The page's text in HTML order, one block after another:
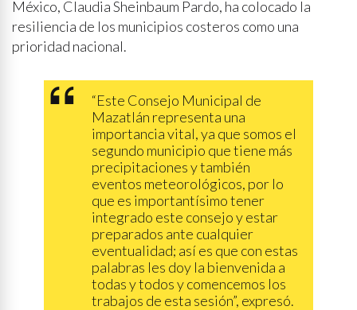
México, Claudia Sheinbaum Pardo, ha colocado la
resiliencia de los municipios costeros como una
prioridad nacional.
“Este Consejo Municipal de
Mazatlán representa una
importancia vital, ya que somos el
segundo municipio que tiene más
precipitaciones y también
eventos meteorológicos, por lo
que es importantísimo tener
integrado este consejo y estar
preparados ante cualquier
eventualidad; así es que con estas
palabras les doy la bienvenida a
todas y todos y comencemos los
trabajos de esta sesión”, expresó.